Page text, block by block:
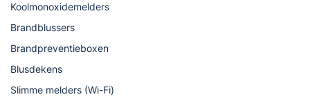
Koolmonoxidemelders
Brandblussers
Brandpreventieboxen
Blusdekens
Slimme melders (Wi-Fi)